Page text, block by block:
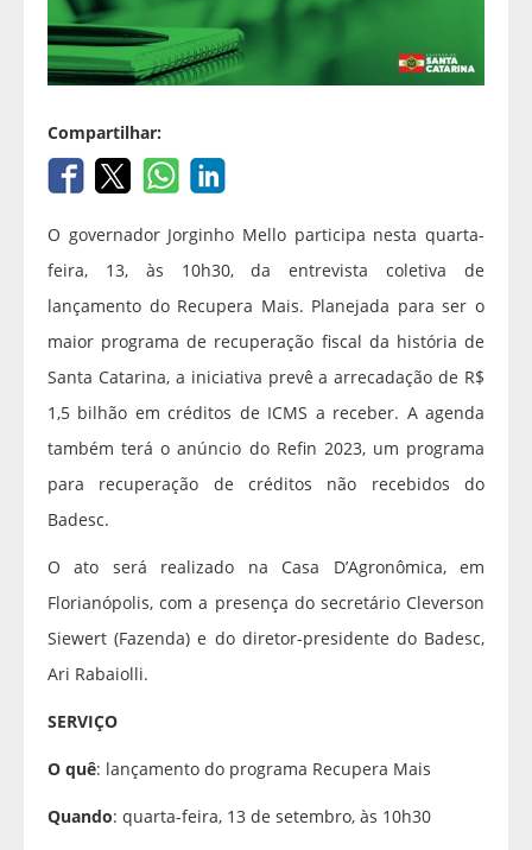
Compartilhar:
O governador Jorginho Mello participa nesta quarta-
feira, 13, às 10h30, da entrevista coletiva de
lançamento do Recupera Mais. Planejada para ser o
maior programa de recuperação fiscal da história de
Santa Catarina, a iniciativa prevê a arrecadação de R$
1,5 bilhão em créditos de ICMS a receber. A agenda
também terá o anúncio do Refin 2023, um programa
para recuperação de créditos não recebidos do
Badesc.
O ato será realizado na Casa D’Agronômica, em
Florianópolis, com a presença do secretário Cleverson
Siewert (Fazenda) e do diretor-presidente do Badesc,
Ari Rabaiolli.
SERVIÇO
O quê: lançamento do programa Recupera Mais
Quando: quarta-feira, 13 de setembro, às 10h30